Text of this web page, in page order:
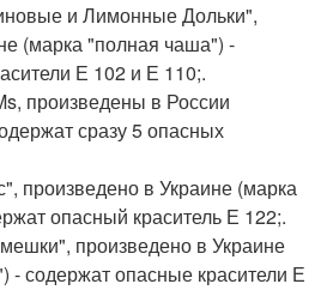
и Лимонные Дольки",
(марка "полная чаша") -
Е 102 и Е 110;.
произведены в России
сразу 5 опасных
произведено в Украине (марка
опасный краситель Е 122;.
произведено в Украине
- содержат опасные красители Е